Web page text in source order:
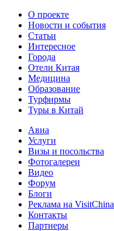
О проекте
Новости и события
Статьи
Интересное
Города
Отели Китая
Медицина
Образование
Турфирмы
Туры в Китай
Авиа
Услуги
Визы и посольства
Фотогалереи
Видео
Форум
Блоги
Реклама на VisitChina
Контакты
Партнеры